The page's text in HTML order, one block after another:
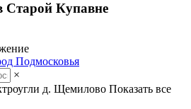
Старой Купавне
Подмосковья
×
д. Щемилово Показать все